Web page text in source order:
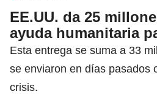
EE.UU. da 25
ayuda humanitaria
Esta entrega se suma a 33
se enviaron en días pasados
crisis.